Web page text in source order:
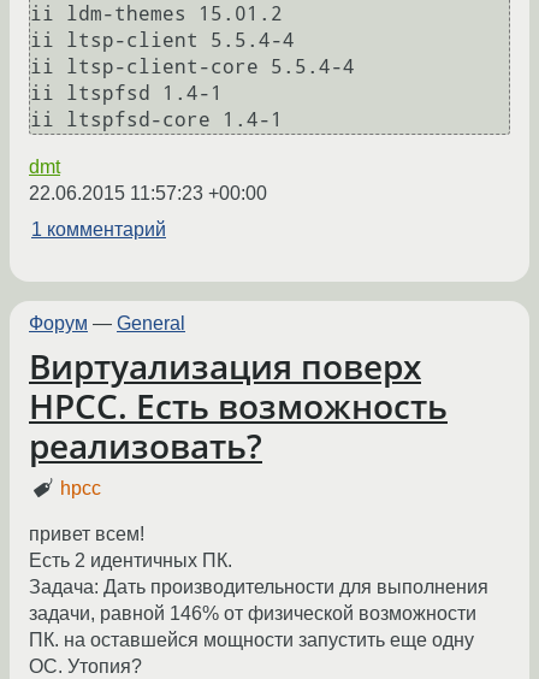
ii ldm-themes 15.01.2
ii ltsp-client 5.5.4-4
ii ltsp-client-core 5.5.4-4
ii ltspfsd 1.4-1
dmt
22.06.2015 11:57:23 +00:00
1 комментарий
Форум — General
Виртуализация поверх
HPCC. Есть возможность
реализовать?
hpcc
привет всем!
Есть 2 идентичных ПК.
Задача: Дать производительности для выполнения
задачи, равной 146% от физической возможности
ПК. на оставшейся мощности запустить еще одну
ОС. Утопия?